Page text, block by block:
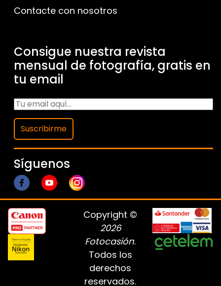
Contacte con nosotros
Consigue nuestra revista
mensual de fotografía, gratis en
tu email
Suscribirme
Síguenos
Copyright ©
2026
Fotocasión.
Todos los
derechos
reservados.